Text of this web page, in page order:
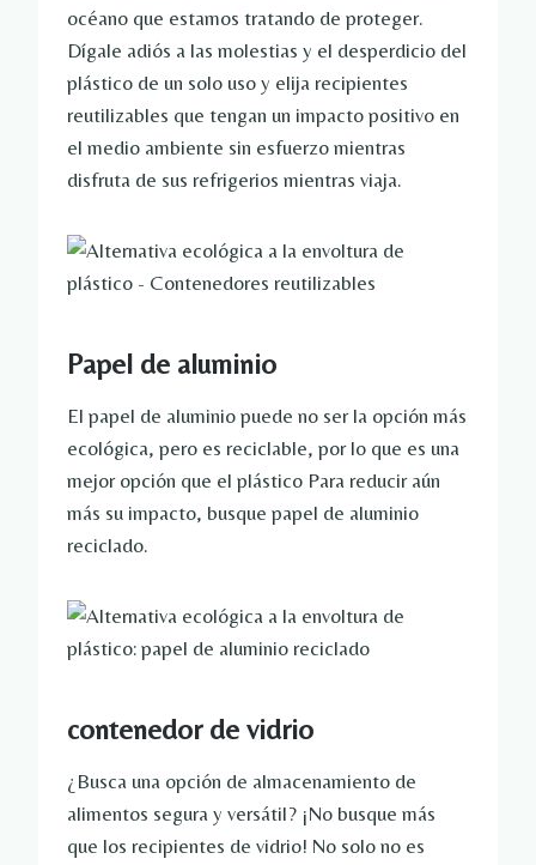
océano que estamos tratando de proteger.
Dígale adiós a las molestias y el desperdicio del
plástico de un solo uso y elija recipientes
reutilizables que tengan un impacto positivo en
el medio ambiente sin esfuerzo mientras
disfruta de sus refrigerios mientras viaja.
Papel de aluminio
El papel de aluminio puede no ser la opción más
ecológica, pero es reciclable, por lo que es una
mejor opción que el plástico Para reducir aún
más su impacto, busque papel de aluminio
reciclado.
contenedor de vidrio
¿Busca una opción de almacenamiento de
alimentos segura y versátil? ¡No busque más
que los recipientes de vidrio! No solo no es